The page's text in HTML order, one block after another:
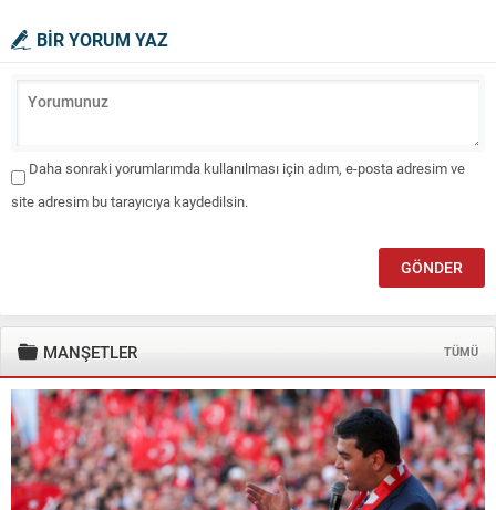
BİR YORUM YAZ
Daha sonraki yorumlarımda kullanılması için adım, e-posta adresim ve
site adresim bu tarayıcıya kaydedilsin.
MANŞETLER TÜMÜ